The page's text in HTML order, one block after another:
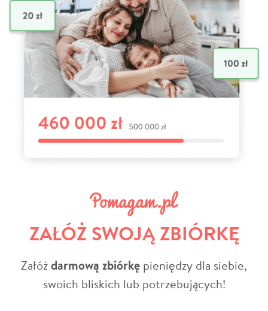
ZAŁÓŻ SWOJĄ ZBIÓRKĘ
Załóżdarmową zbiórkę pieniędzy dla siebie,
swoich bliskich lub potrzebujących!